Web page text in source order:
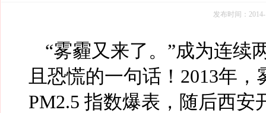
发布时间：
“雾霾又来了。”成为连续
且恐慌的一句话！2013年
PM2.5 指数爆表，随后西安